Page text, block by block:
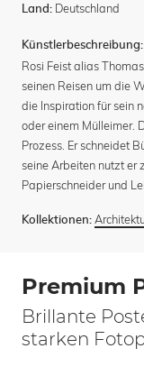
Land: Deutschland
Künstlerbeschreibung:
Rosi Feist alias
seinen Reisen um die
die Inspiration für sein
oder einem Mülleimer.
Prozess. Er schneidet
seine Arbeiten nutzt er
Papierschneider und
Kollektionen:
Premium
Brillante
starken